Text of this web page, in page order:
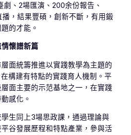
劇、2場匯演、200余份報告、
，結果豐碩，創新不斷，有用鍛
的才能。
懷譜新篇
面統籌推進以實踐教學為主題的
構建有特點的實踐育人機制。平
面主要的示范基地之一，在實踐
感化。
生同上3場思政課，通過理論與
谷發展歷程和特點產業，參與活